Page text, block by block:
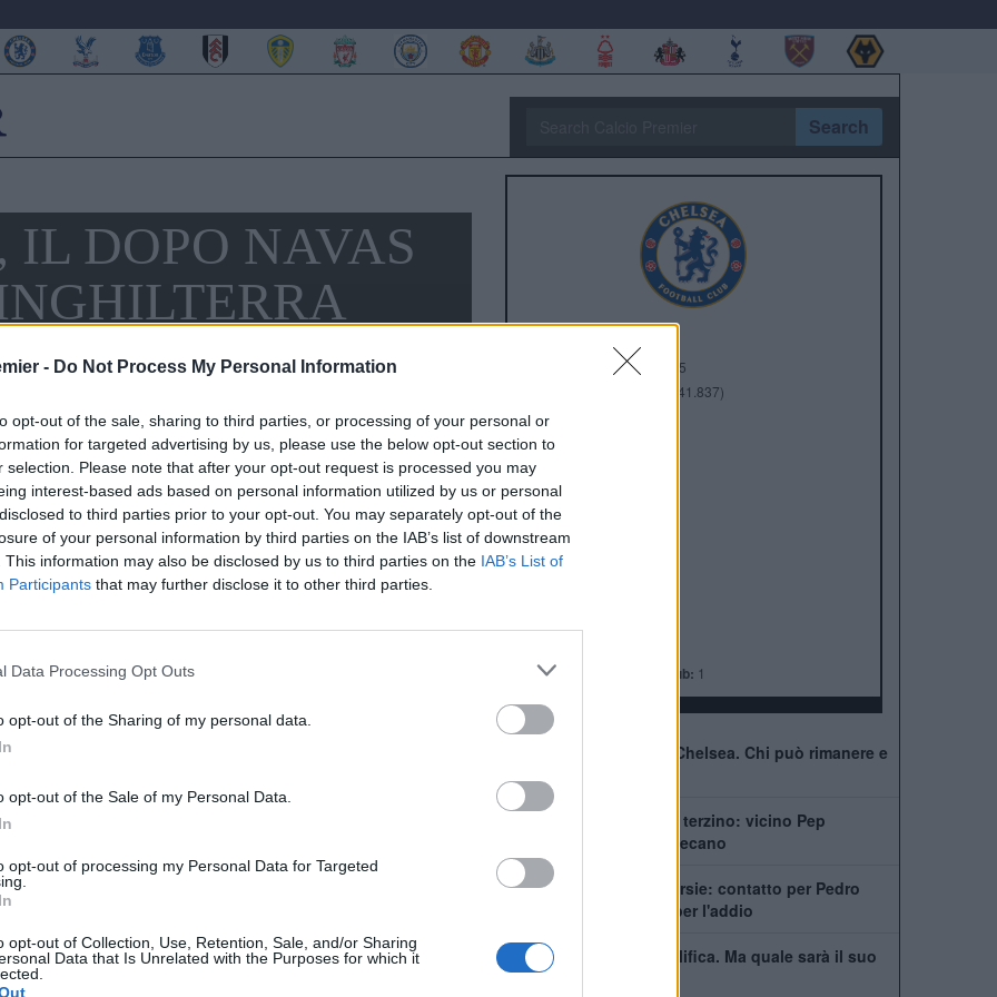
- Do Not Process My Personal Information
opt-out of the sale, sharing to third parties, or processing of your personal or
for targeted advertising by us, please use the below opt-out section to
selection. Please note that after your opt-out request is processed you may
interest-based ads based on personal information utilized by us or personal
to third parties prior to your opt-out. You may separately opt-out of the
of your personal information by third parties on the IAB’s list of downstream
This information may also be disclosed by us to third parties on the IAB’s List of
Participants that may further disclose it to other third parties.
Data Processing Opt Outs
opt-out of the Sharing of my personal data.
opt-out of the Sale of my Personal Data.
opt-out of processing my Personal Data for Targeted
opt-out of Collection, Use, Retention, Sale, and/or Sharing
Data that Is Unrelated with the Purposes for which it
Search
DOPO NAVAS
il neo acquisto Kiko Casilla
, anch’egli madridista, il
, cresciuto nell’altra sponda della capitale spagnola, nei
di vederlo partire per l’
lo stesso percorso: stiamo parlando di
nonostante fosse di proprietà delChelsea, che adesso
Anno di Fondazione: 1905
Stamford Bridge (41.837)
Città:
Presidente:
Manager:
ALBO D'ORO
Premier League:
FA Cup:
Coppa del Mondo per Club: 1
41 giocatori in rosa al Chelsea. Chi può rimanere e
Chelsea, ecco il nuovo terzino: vicino Pep
Chavarría dal Rayo Vallecano
City scatenato sulle corsie: contatto per Pedro
Neto, Savinho spinge per l'addio
Mudryk, stop alla squalifica. Ma quale sarà il suo
futuro al Chelsea?